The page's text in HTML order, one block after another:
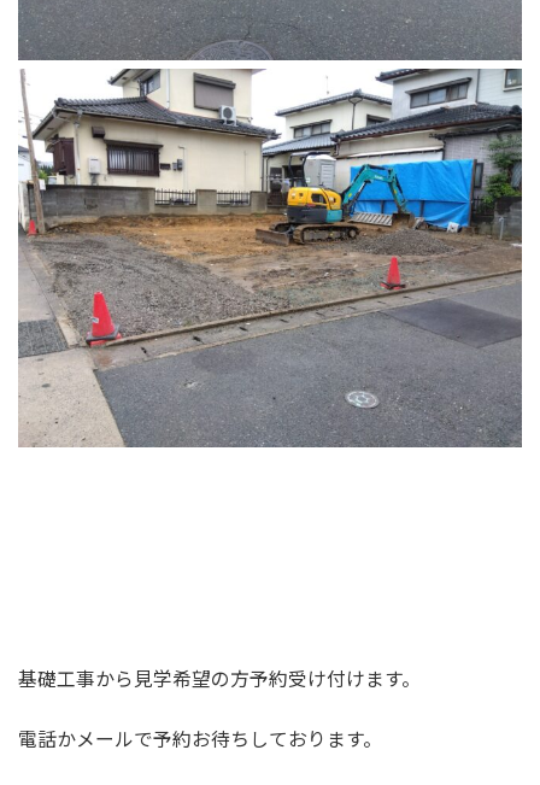
基礎工事から見学希望の方予約受け付けます。
電話かメールで予約お待ちしております。